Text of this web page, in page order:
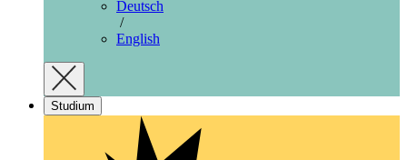
Deutsch
/
English
Studium